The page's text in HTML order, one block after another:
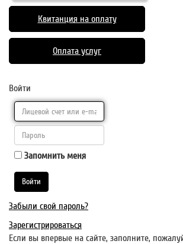
Квитанция на оплату
Оплата услуг
Войти
Запомнить меня
Забыли свой пароль?
Зарегистрироваться
Если вы впервые на сайте, заполните,